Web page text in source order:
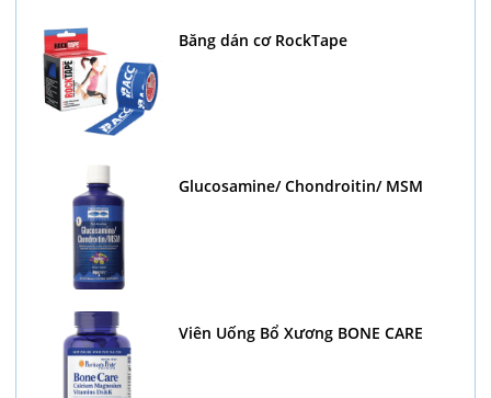
Băng dán cơ RockTape
Glucosamine/ Chondroitin/ MSM
Viên Uống Bổ Xương BONE CARE